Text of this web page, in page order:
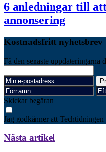
6 anledningar till
annonsering
Kostnadsfritt nyhetsbrev
Få den senaste uppdateringarna
Skickar begäran
Jag godkänner att
Nästa artikel